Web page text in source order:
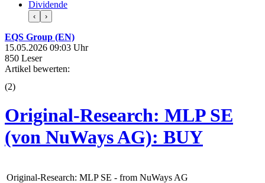
Dividende
‹ ›
EQS Group (EN)
15.05.2026 09:03 Uhr
850 Leser
Artikel bewerten:
(2)
Original-Research: MLP SE
(von NuWays AG): BUY
Original-Research: MLP SE - from NuWays AG